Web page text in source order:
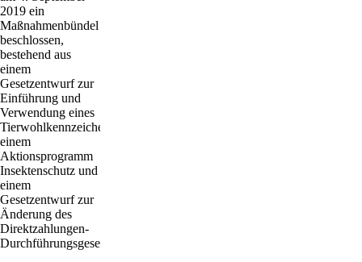
2019 ein
Maßnahmenbündel
beschlossen,
bestehend aus
einem
Gesetzentwurf zur
Einführung und
Verwendung eines
Tierwohlkennzeichens,
einem
Aktionsprogramm
Insektenschutz und
einem
Gesetzentwurf zur
Änderung des
Direktzahlungen-
Durchführungsgesetzes.